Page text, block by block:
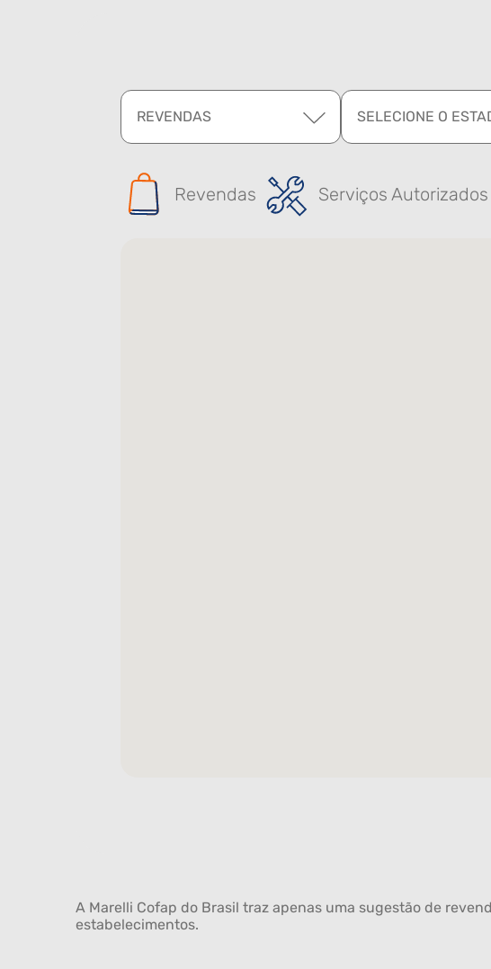
REVENDAS SELECIONE O
Revendas Serviços
A Marelli Cofap do Brasil traz apenas uma sugestão de
estabelecimentos.